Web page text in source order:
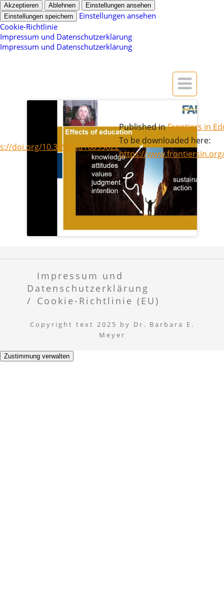
Akzeptieren Ablehnen
Einstellungen ansehen
Einstellungen speichern
Einstellungen ansehen
Cookie-Richtlinie
Impressum und Datenschutzerklärung
Impressum und Datenschutzerklärung

doi.org/10.3390/su16093622
Published inFrontiers in
To be downloaded here:
https://
Impressum und
Datenschutzerklärung
Cookie-Richtlinie (EU)
Copyright text 2025 by Dr. Barbara E.
Meyer
Zustimmung verwalten